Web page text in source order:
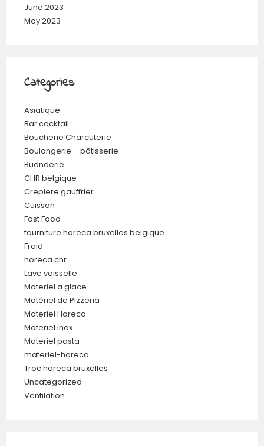
June 2023
May 2023
Categories
Asiatique
Bar cocktail
Boucherie Charcuterie
Boulangerie – pâtisserie
Buanderie
CHR belgique
Crepiere gauffrier
Cuisson
Fast Food
fourniture horeca bruxelles belgique
Froid
horeca chr
Lave vaisselle
Materiel a glace
Matériel de Pizzeria
Materiel Horeca
Materiel inox
Materiel pasta
materiel-horeca
Troc horeca bruxelles
Uncategorized
Ventilation